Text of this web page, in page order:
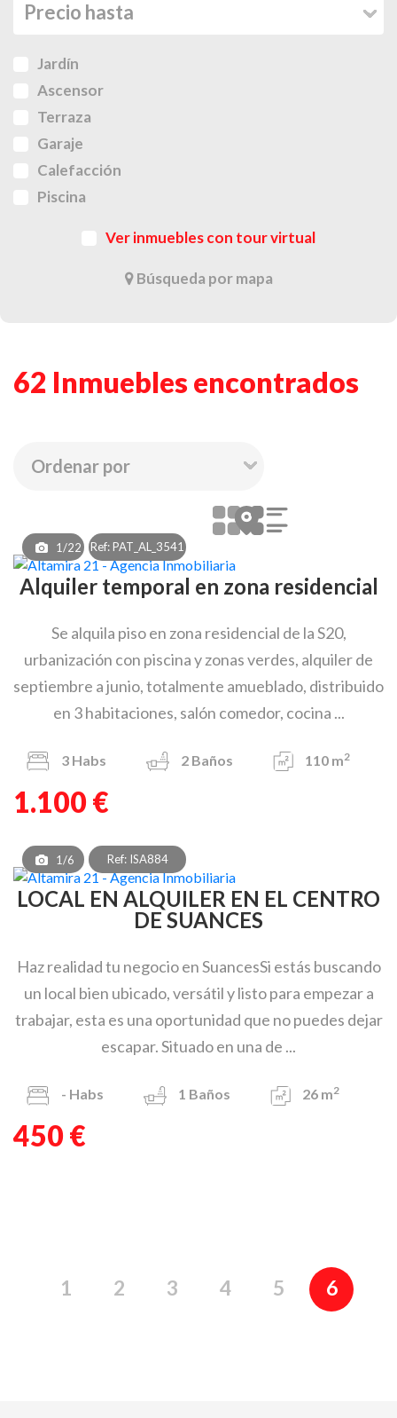
Jardín
Ascensor
Terraza
Garaje
Calefacción
Piscina
Ver inmuebles con tour virtual
Búsqueda por mapa
62 Inmuebles encontrados
1/22 Ref: PAT_AL_3541
Alquiler temporal en zona residencial
Se alquila piso en zona residencial de la S20,
urbanización con piscina y zonas verdes, alquiler de
septiembre a junio, totalmente amueblado, distribuido
en 3 habitaciones, salón comedor, cocina ...
3 Habs 2 Baños 110 m2
1.100 €
1/6 Ref: ISA884
LOCAL EN ALQUILER EN EL CENTRO
DE SUANCES
Haz realidad tu negocio en SuancesSi estás buscando
un local bien ubicado, versátil y listo para empezar a
trabajar, esta es una oportunidad que no puedes dejar
escapar. Situado en una de ...
- Habs 1 Baños 26 m2
450 €
1 2 3 4 5 6